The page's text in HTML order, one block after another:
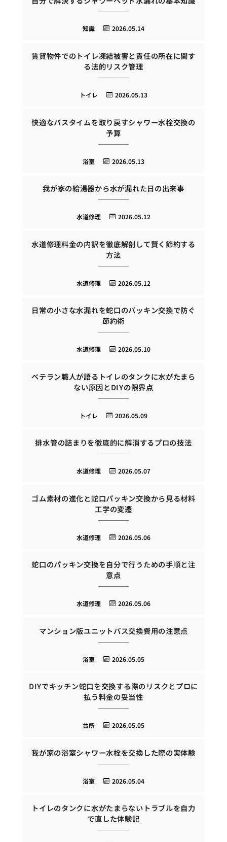
2026.05.14
知識
賃貸物件でのトイレ凍結被害と責任の所在に関す
る法的リスク管理
2026.05.13
トイレ
快適なバスタイムを取り戻すシャワー水栓交換の
予算
2026.05.13
浴室
我が家の給湯器から水が漏れた日の出来事
2026.05.12
水道修理
水道修理料金の内訳を徹底解剖して賢く節約する
方法
2026.05.12
水道修理
日常の小さな水漏れを蛇口のパッキン交換で防ぐ
節約術
2026.05.10
水道修理
ベテラン職人が語るトイレのタンクに水がたまら
ない原因とDIYの限界点
2026.05.09
トイレ
排水管の詰まりを徹底的に解消するプロの技法
2026.05.07
水道修理
ゴム素材の進化と蛇口パッキン交換から見る材料
工学の変遷
2026.05.06
水道修理
蛇口のパッキン交換を自分で行うための手順と注
意点
2026.05.06
水道修理
マンション版ユニットバス交換費用の注意点
2026.05.05
浴室
DIYでキッチン蛇口を交換する際のリスクとプロに
払う料金の妥当性
2026.05.05
台所
我が家の浴室シャワー水栓を交換した際の実体験
2026.05.04
浴室
トイレのタンクに水がたまらないトラブルを自力
で直した体験記